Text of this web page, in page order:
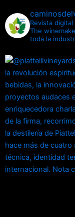
Revista
The
toda la